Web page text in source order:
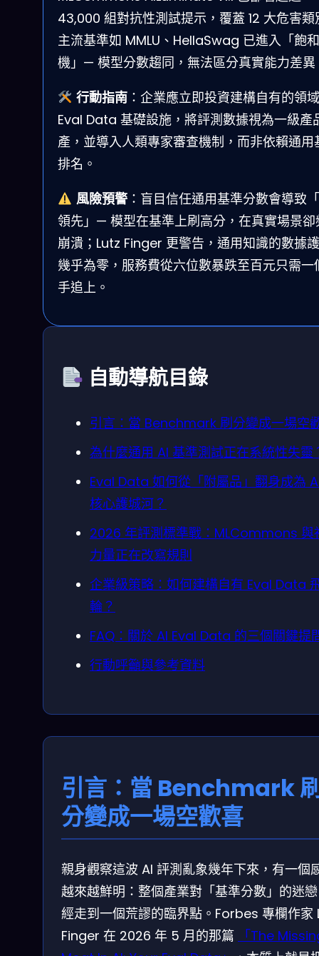
43,000 組對抗性測試提示，覆蓋 12 大危害類
主流基準如 MMLU、HellaSwag 已進入「飽
機」— 模型分數趨同，無法區分真實能力差異
行動指南：企業應立即投資建構自有的領
Eval Data 基礎設施，將評測數據視為一級產
產，並導入人類專家審查機制，而非依賴通用
排名。
風險預警：盲目信任通用基準分數會導致
領先」— 模型在基準上刷高分，在真實場景卻
崩潰；Lutz Finger 更警告，通用知識的數據
幾乎為零，服務費從六位數暴跌至百元只需一
手追上。
自動導航目錄
引言：當 Benchmark 刷分變成一場空
為什麼通用 AI 基準測試正在系統性失靈
Eval Data 如何從「附屬品」翻身成為
核心護城河？
2026 年評測標準戰：MLCommons 與
力量正在改寫規則
企業級策略：如何建構自有 Eval Data
輪？
FAQ：關於 AI Eval Data 的三個關鍵提
行動呼籲與參考資料
引言：當 Benchmark
分變成一場空歡喜
親身觀察這波 AI 評測亂象幾年下來，有一個
越來越鮮明：整個產業對「基準分數」的迷
經走到一個荒謬的臨界點。Forbes 專欄作家
Finger 在 2026 年 5 月的那篇
「The